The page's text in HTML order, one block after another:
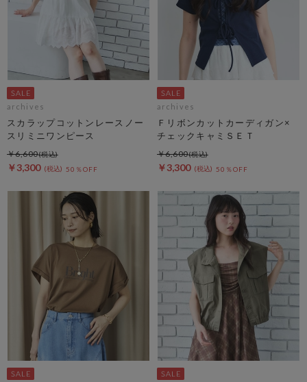
archives
スカラップコットンレースノー
スリミニワンピース
￥3,300 50％OFF
￥6,600
archives
Ｆリボンカットカーディガン×
チェックキャミＳＥＴ
￥3,300 50％OFF
￥6,600